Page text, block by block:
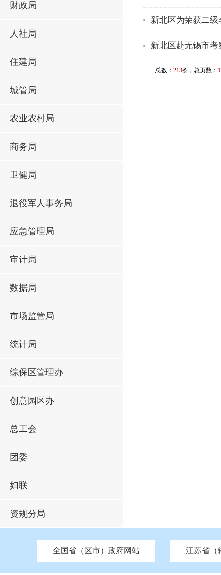
财政局
人社局
住建局
城管局
农业农村局
商务局
卫健局
退役军人事务局
应急管理局
审计局
数据局
市场监管局
统计局
综保区管理办
创意园区办
总工会
团委
妇联
资规分局
新北区为荣获二
新北区赴无锡市
总数： 213条，总页数：
全国省（区市）政府网站
北京 天津 重庆 河南 河北 山西
江苏省（
中国江苏 南京市政府 苏州市政府 无锡
市发改委 市工信局 市教育局 市科技局 市